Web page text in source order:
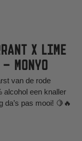
X LIME
MONYO
van de rode
alcohol een knaller
da’s pas mooi! 🍋🔥